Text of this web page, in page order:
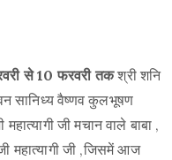
से 10 फरवरी तकश्री शनि
सानिध्य वैष्णव कुलभूषण
जी मचान वाले बाबा ,
महात्यागी जी ,जिसमें आज